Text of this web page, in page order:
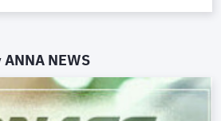
ANNA NEWS